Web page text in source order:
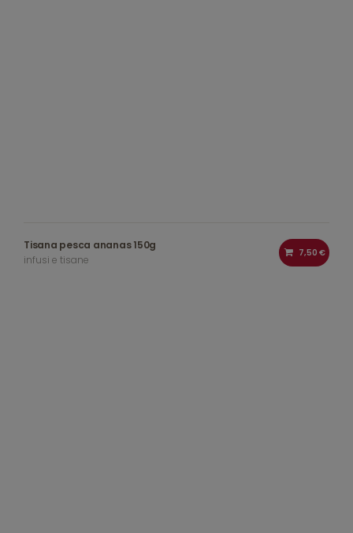
Tisana pesca ananas 150g
infusi e tisane
7,50 €